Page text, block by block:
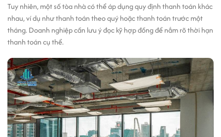
Tuy nhiên, một số tòa nhà có thể áp dụng quy định thanh toán khác
nhau, ví dụ như thanh toán theo quý hoặc thanh toán trước một
tháng. Doanh nghiệp cần lưu ý đọc kỹ hợp đồng để nắm rõ thời hạn
thanh toán cụ thể.